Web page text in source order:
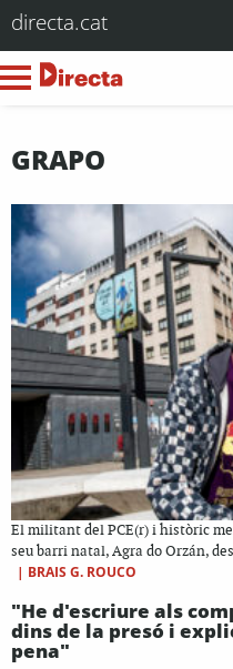
directa.cat
GRAPO
El militant del PCE(r) i històric
seu barri natal, Agra do Orzán,
| BRAIS G. ROUCO
"He d'escriure als
dins de la presó i
pena"